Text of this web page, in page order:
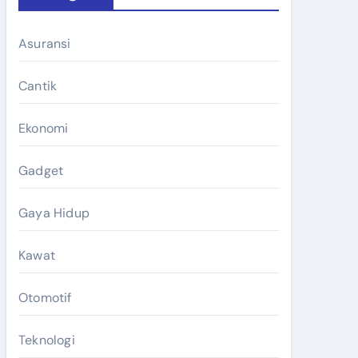
Asuransi
Cantik
Ekonomi
Gadget
Gaya Hidup
Kawat
Otomotif
Teknologi